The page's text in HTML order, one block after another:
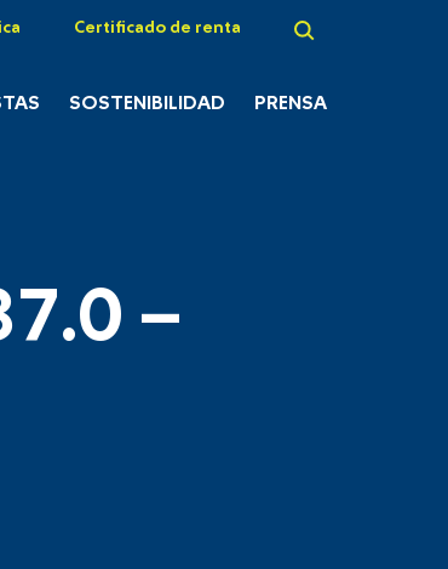
Certificado de renta
SOSTENIBILIDAD PRENSA
–